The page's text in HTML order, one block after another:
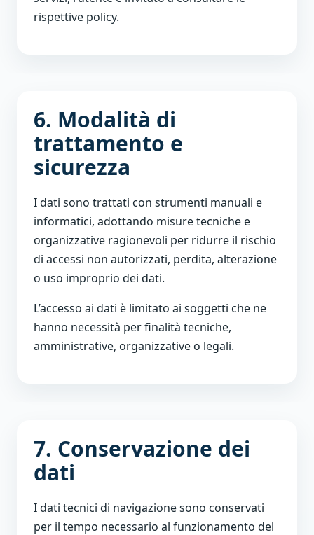
rispettive policy.
6. Modalità di
trattamento e
sicurezza
I dati sono trattati con strumenti manuali e
informatici, adottando misure tecniche e
organizzative ragionevoli per ridurre il rischio
di accessi non autorizzati, perdita, alterazione
o uso improprio dei dati.
L’accesso ai dati è limitato ai soggetti che ne
hanno necessità per finalità tecniche,
amministrative, organizzative o legali.
7. Conservazione dei
dati
I dati tecnici di navigazione sono conservati
per il tempo necessario al funzionamento del